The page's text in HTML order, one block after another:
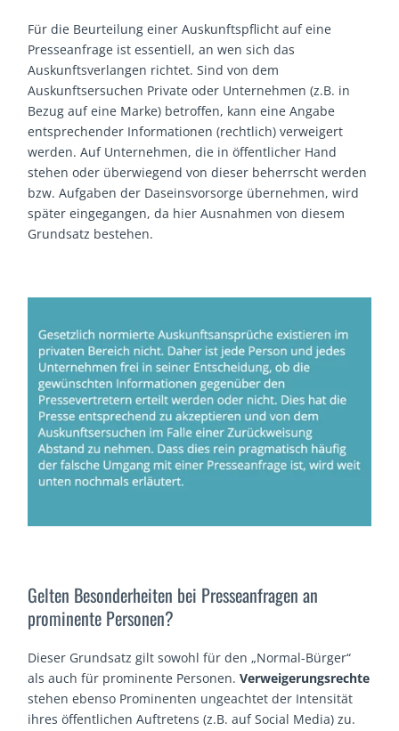
Für die Beurteilung einer Auskunftspflicht auf eine
Presseanfrage ist essentiell, an wen sich das
Auskunftsverlangen richtet. Sind von dem
Auskunftsersuchen Private oder Unternehmen (z.B. in
Bezug auf eine Marke) betroffen, kann eine Angabe
entsprechender Informationen (rechtlich) verweigert
werden. Auf Unternehmen, die in öffentlicher Hand
stehen oder überwiegend von dieser beherrscht werden
bzw. Aufgaben der Daseinsvorsorge übernehmen, wird
später eingegangen, da hier Ausnahmen von diesem
Grundsatz bestehen.
Gelten Besonderheiten bei Presseanfragen an
prominente Personen?
Dieser Grundsatz gilt sowohl für den „Normal-Bürger“
als auch für prominente Personen.Verweigerungsrechte
stehen ebenso Prominenten ungeachtet der Intensität
ihres öffentlichen Auftretens (z.B. auf Social Media) zu.